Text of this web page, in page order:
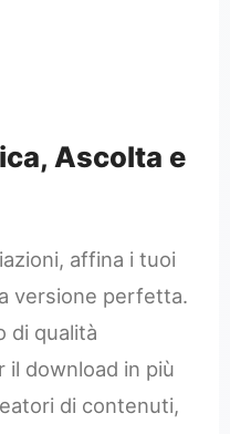
Ascolta e
affina i tuoi
versione perfetta.
di qualità
download in più
di contenuti,